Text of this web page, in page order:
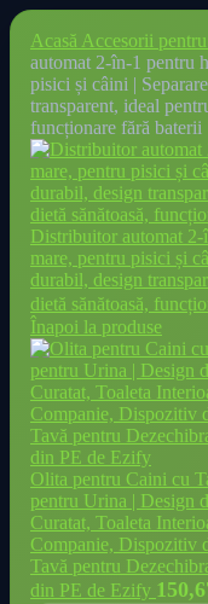
Acasă Accesorii
automat 2-în-1 pentru
pisici și câini |
transparent, ideal
funcționare fără baterii
Distribuitor automat 2-
mare, pentru pisici și
durabil, design
dietă sănătoasă,
Înapoi la produse
Olita pentru Caini cu
pentru Urina | Design
Curatat, Toaleta
Companie, Dispozitiv
Tavă pentru
din PE de Ezify